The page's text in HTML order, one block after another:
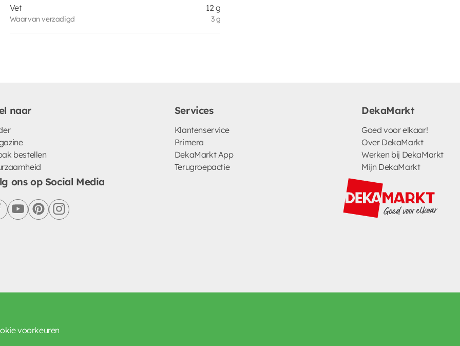
Vet 12 g
Waarvan verzadigd 3 g
naar
bestellen
Services
Klantenservice
Primera
DekaMarkt App
Terugroepactie
DekaMarkt
Goed voor elkaar!
Over DekaMarkt
Werken bij DekaMarkt
Mijn DekaMarkt
ons op Social Media
youtubepinterestinstagram
voorkeuren